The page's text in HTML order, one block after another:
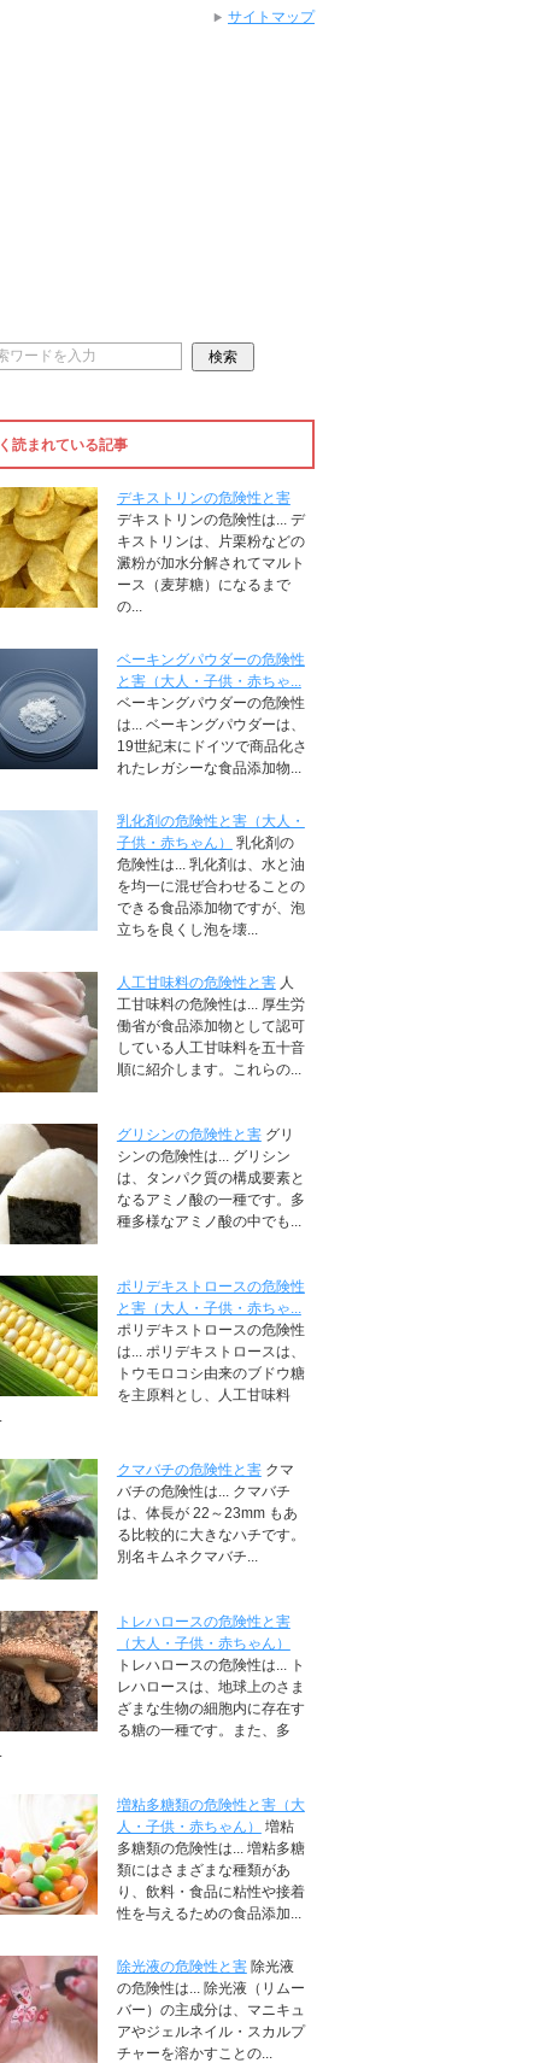
読まれている記事
デキストリンの危険性と害
デキストリンの危険性は... デ
キストリンは、片栗粉などの
澱粉が加水分解されてマルト
ース（麦芽糖）になるまで
の...
ベーキングパウダーの危険性
と害（大人・子供・赤ちゃ...
ベーキングパウダーの危険性
は... ベーキングパウダーは、
19世紀末にドイツで商品化さ
れたレガシーな食品添加物...
乳化剤の危険性と害（大人・
子供・赤ちゃん）
乳化剤の
危険性は... 乳化剤は、水と油
を均一に混ぜ合わせることの
できる食品添加物ですが、泡
立ちを良くし泡を壊...
人工甘味料の危険性と害 人
工甘味料の危険性は... 厚生労
働省が食品添加物として認可
している人工甘味料を五十音
順に紹介します。これらの...
グリシンの危険性と害 グリ
シンの危険性は... グリシン
は、タンパク質の構成要素と
なるアミノ酸の一種です。多
種多様なアミノ酸の中でも...
ポリデキストロースの危険性
と害（大人・子供・赤ちゃ...
ポリデキストロースの危険性
は... ポリデキストロースは、
トウモロコシ由来のブドウ糖
を主原料とし、人工甘味料
クマバチの危険性と害 クマ
バチの危険性は... クマバチ
は、体長が 22～23mm もあ
る比較的に大きなハチです。
別名キムネクマバチ...
トレハロースの危険性と害
（大人・子供・赤ちゃん）
トレハロースの危険性は... ト
レハロースは、地球上のさま
ざまな生物の細胞内に存在す
る糖の一種です。また、多
増粘多糖類の危険性と害（大
人・子供・赤ちゃん）
増粘
多糖類の危険性は... 増粘多糖
類にはさまざまな種類があ
り、飲料・食品に粘性や接着
性を与えるための食品添加...
除光液の危険性と害 除光液
の危険性は... 除光液（リムー
バー）の主成分は、マニキュ
アやジェルネイル・スカルプ
チャーを溶かすことの...
サイトマップ